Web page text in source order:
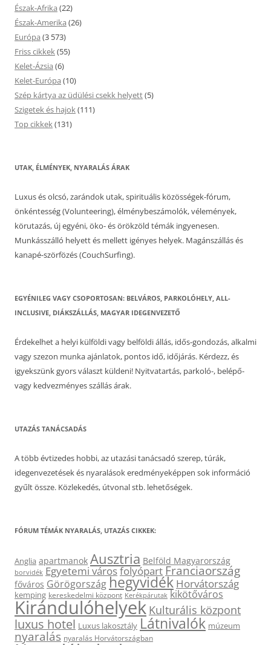
Észak-Afrika (22)
Észak-Amerika (26)
Európa (3 573)
Friss cikkek(55)
Kelet-Ázsia (6)
Kelet-Európa (10)
Szép kártya az üdülési csekk helyett(5)
Szigetek és hajok(111)
Top cikkek(131)
UTAK, ÉLMÉNYEK, NYARALÁS ÁRAK
Luxus és olcsó, zarándok utak, spirituális közösségek-fórum,
önkéntesség (Volunteering), élménybeszámolók, vélemények,
körutazás, új egyéni, öko- és örökzöld témák ingyenesen.
Munkásszálló helyett és mellett igényes helyek. Magánszállás és
kanapé-szörfözés (CouchSurfing).
EGYÉNILEG VAGY CSOPORTOSAN: BELVÁROS, PARKOLÓHELY, ALL-
INCLUSIVE, DIÁKSZÁLLÁS, MAGYAR IDEGENVEZETŐ
Érdekelhet a helyi külföldi vagy belföldi állás, idős-gondozás, alkalmi
vagy szezon munka ajánlatok, pontos idő, időjárás. Kérdezz, és
igyekszünk gyors választ küldeni! Nyitvatartás, parkoló-, belépő-
vagy kedvezményes szállás árak.
UTAZÁS TANÁCSADÁS
A több évtizedes hobbi, az utazási tanácsadó szerep, túrák,
idegenvezetések és nyaralások eredményeképpen sok információ
gyűlt össze. Közlekedés, útvonal stb. lehetőségek.
FÓRUM TÉMÁK NYARALÁS, UTAZÁS CIKKEK:
Anglia apartmanok Ausztria Belföld Magyarország
borvidék Egyetemi városfolyópartFranciaország
főváros Görögországhegyvidék Horvátország
kemping kereskedelmi központ Kerékpárutak kikötőváros
Kirándulóhelyek Kulturális központ
luxus hotel Luxus lakosztály Látnivalók múzeum
nyaralás nyaralás Horvátországban